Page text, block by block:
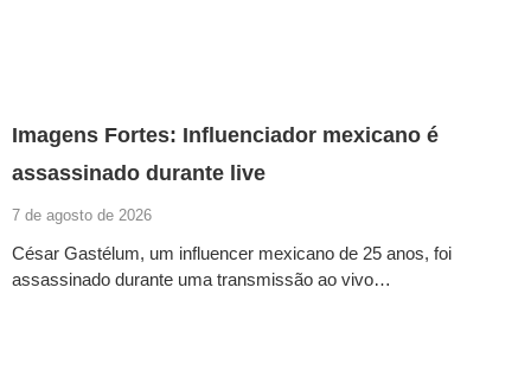
Imagens Fortes: Influenciador mexicano é
assassinado durante live
7 de agosto de 2026
César Gastélum, um influencer mexicano de 25 anos, foi
assassinado durante uma transmissão ao vivo…